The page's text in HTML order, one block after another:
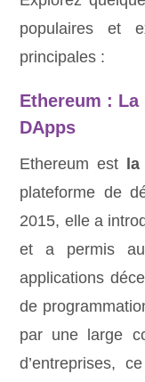
populaires et
principales :
Ethereum :
DApps
Ethereum est
plateforme de
2015, elle a
et a permis
applications
de
par une large
d’entreprises,